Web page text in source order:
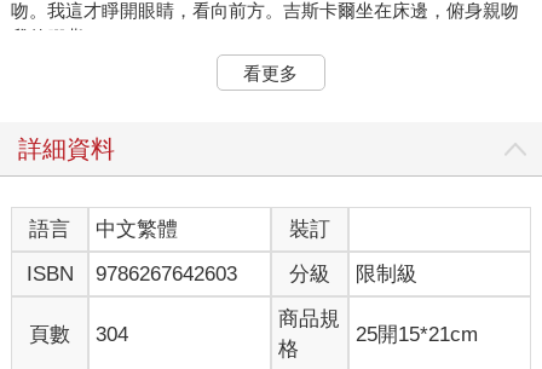
吻。我這才睜開眼睛，看向前方。吉斯卡爾坐在床邊，俯身親吻
我的腳背。
「你在做什麼？一國之君不該做這種事。」 我皺起眉，但吉斯卡
「沒人看到就可以為所欲為嗎？」
「幸好你現在看起來沒問題。不過為了保險起見，朕去叫神官來
看看。」
他突然說要帶神官過來，朝門口走去。我看著他的背影，哼了一
聲。
「覺得愧疚就直說，你還要忸怩多久？連西拉克都比你大方！」
聽到我的話，吉斯卡爾停下腳步，又走回我面前，意外坦率地道
看更多
詳細資料
語言 中文繁體
裝訂
ISBN
9786267642603 分級 限制級
頁數 304
商品規
格
25開15*21cm